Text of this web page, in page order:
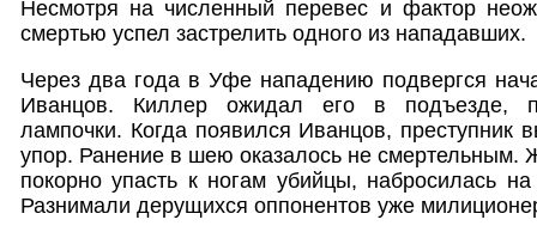
Несмотря на численный перевес и фактор
смертью успел застрелить одного из нападавших.
Через два года в Уфе нападению подвергся
Иванцов. Киллер ожидал его в подъезде,
лампочки. Когда появился Иванцов, преступник
упор. Ранение в шею оказалось не смертельным.
покорно упасть к ногам убийцы, набросилась
Разнимали дерущихся оппонентов уже